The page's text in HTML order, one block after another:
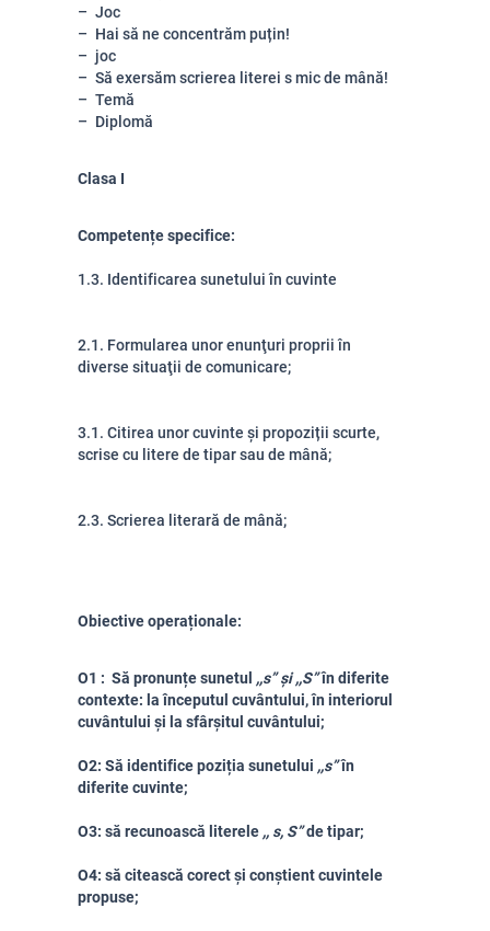
Joc
Hai să ne concentrăm puțin!
joc
Să exersăm scrierea literei s mic de mână!
Temă
Diplomă
Clasa I
Competențe specifice:
1.3. Identificarea sunetului în cuvinte
2.1. Formularea unor enunţuri proprii în
diverse situaţii de comunicare;
3.1. Citirea unor cuvinte și propoziții scurte,
scrise cu litere de tipar sau de mână;
2.3. Scrierea literară de mână;
Obiective operaționale:
O1 : Să pronunțe sunetul ,,s” și ,,S”în diferite
contexte: la începutul cuvântului, în interiorul
cuvântului și la sfârșitul cuvântului;
O2: Să identifice poziția sunetului ,,s”în
diferite cuvinte;
O3: să recunoască literele ,, s, S”de tipar;
O4: să citească corect și conștient cuvintele
propuse;